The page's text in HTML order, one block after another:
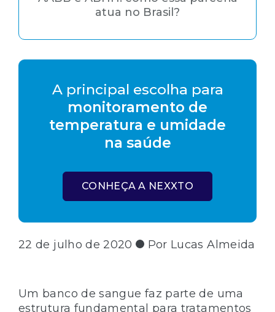
22 de julho de 2020 Por Lucas Almeida
Um banco de sangue faz parte de uma
estrutura fundamental para tratamentos
atua no Brasil?
A principal escolha para
monitoramento de
temperatura e umidade
na saúde
CONHEÇA A NEXXTO